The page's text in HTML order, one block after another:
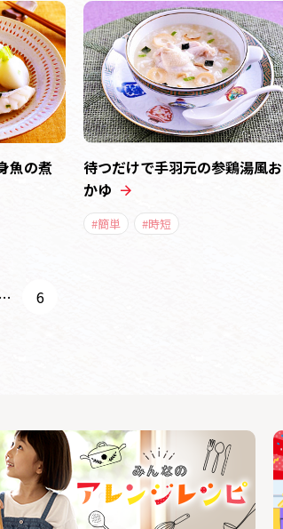
魚の煮
待つだけで手羽元の参鶏湯風お
かゆ
#簡単 #時短
… 6